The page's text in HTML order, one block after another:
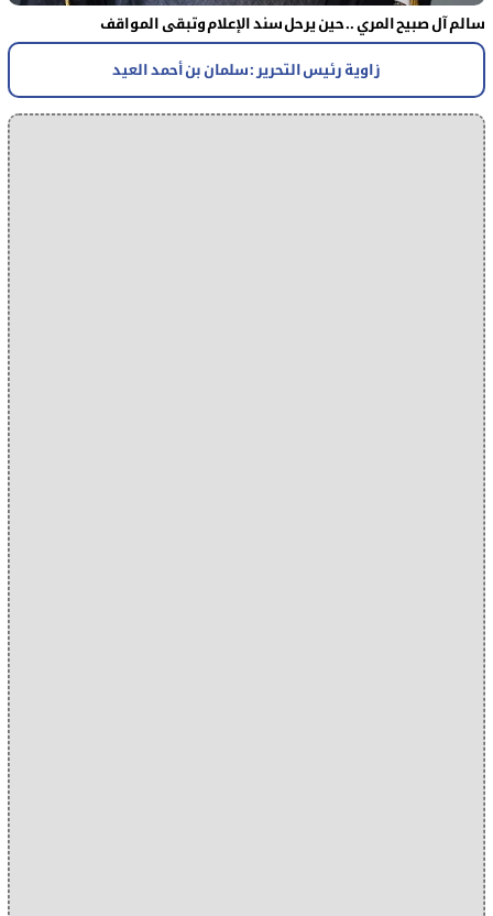
سالم آل صبيح المري .. حين يرحل سند الإعلام وتبقى المواقف
زاوية رئيس التحرير : سلمان بن أحمد العيد